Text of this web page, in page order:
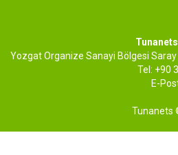
Yozgat Organize Sanayi Bölgesi
Tel: +90
E-
Tunanets